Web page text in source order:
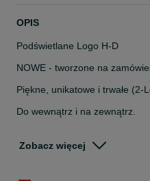
OPIS
Podświetlane Logo H-D
NOWE - tworzone na
Piękne, unikatowe i trwałe (2-
Do wewnątrz i na zewnątrz.
Zobacz więcej